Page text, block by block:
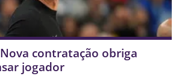
contratação obriga
jogador